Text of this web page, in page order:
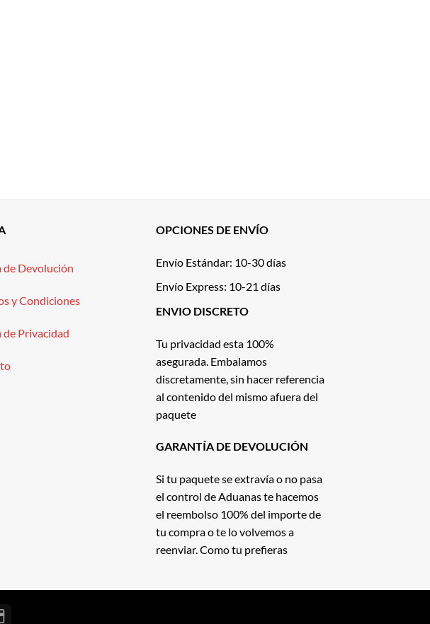
de Devolución
y Condiciones
de Privacidad
OPCIONES DE ENVÍO
Envío Estándar: 10-30 días
Envío Express: 10-21 días
ENVIO DISCRETO
Tu privacidad esta 100%
asegurada. Embalamos
discretamente, sin hacer referencia
al contenido del mismo afuera del
paquete
GARANTÍA DE DEVOLUCIÓN
Si tu paquete se extravía o no pasa
el control de Aduanas te hacemos
el reembolso 100% del importe de
tu compra o te lo volvemos a
reenviar. Como tu prefieras